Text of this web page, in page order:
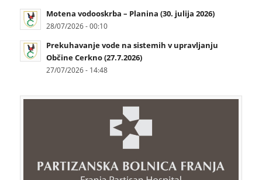
Motena vodooskrba – Planina (30. julija 2026)
28/07/2026 - 00:10
Prekuhavanje vode na sistemih v upravljanju
Občine Cerkno (27.7.2026)
27/07/2026 - 14:48